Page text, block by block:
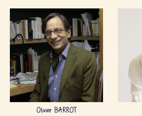
Olivier BARROT